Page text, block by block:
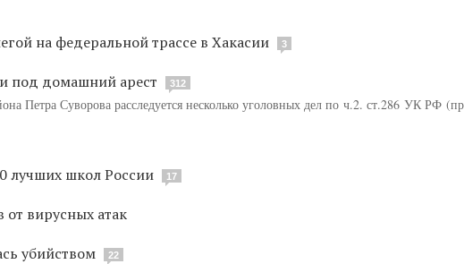
на федеральной трассе в Хакасии 3
под домашний арест 312
Петра Суворова расследуется несколько уголовных дел по ч.2. ст.286 УК РФ
лучших школ России 17
вирусных атак
убийством 22